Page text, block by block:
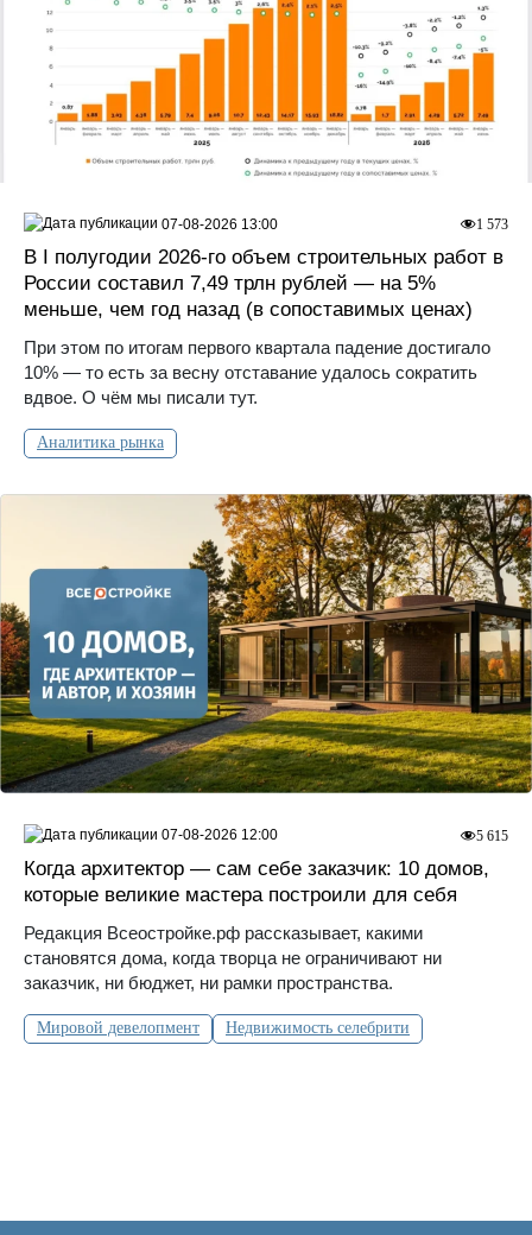
В I полугодии 2026-го объем строительных работ в
России составил 7,49 трлн рублей — на 5%
меньше, чем год назад (в сопоставимых ценах)
При этом по итогам первого квартала падение достигало
10% — то есть за весну отставание удалось сократить
вдвое. О чём мы писали тут.
Аналитика рынка
1 573
07-08-2026 13:00
Когда архитектор — сам себе заказчик: 10 домов,
которые великие мастера построили для себя
Редакция Всеостройке.рф рассказывает, какими
становятся дома, когда творца не ограничивают ни
заказчик, ни бюджет, ни рамки пространства.
Мировой девелопмент Недвижимость селебрити
5 615
07-08-2026 12:00